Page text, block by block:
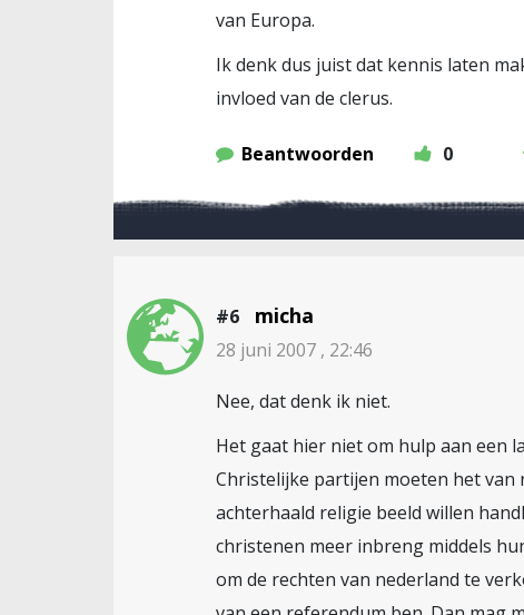
van Europa.
Ik denk dus juist dat kennis laten
invloed van de clerus.
Beantwoorden 0
#6 micha
28 juni 2007 , 22:46
Nee, dat denk ik niet.
Het gaat hier niet om hulp aan een
Christelijke partijen moeten het
achterhaald religie beeld willen
christenen meer inbreng middels
om de rechten van nederland te